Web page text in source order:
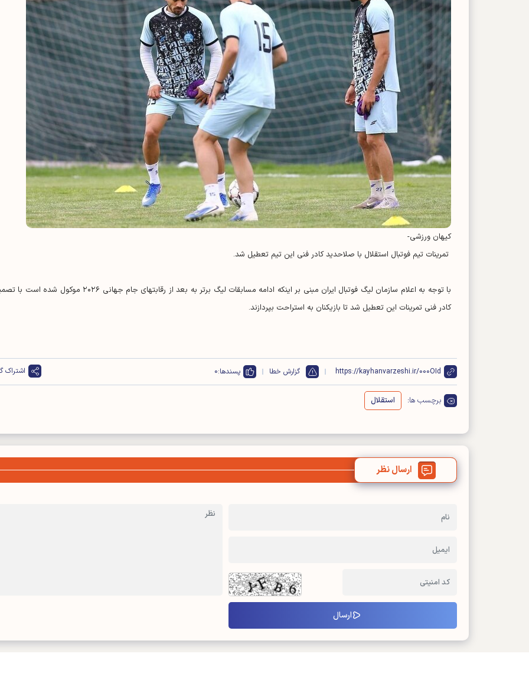
کیهان ورزشی-
تمرینات تیم فوتبال استقلال با صلاحدید کادر فنی این تیم تعطیل شد.
با توجه به اعلام سازمان لیگ فوتبال ایران مبنی بر اینکه ادامه مسابقات لیگ برتر به بعد از رقابتهای جام جهانی ۲۰۲۶ موکول شده
کادر فنی تمرینات این تعطیل شد تا بازیکنان به استراحت بپردازند.
https://kayhanvarzeshi.ir/000OId گزارش خطا پسندها:0 اشتراک
برچسب ها: استقلال
ارسال نظر